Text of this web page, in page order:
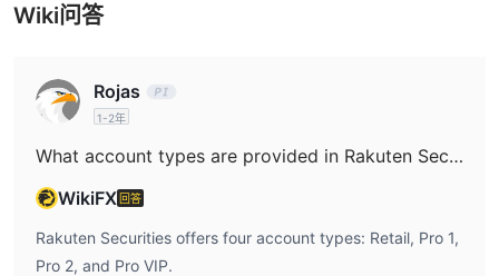
• 实时点差、快速执行，零售客户的杠杆率高达 30:1，专业客户的
• 模拟账户使用与我们的实时MT4 平台相同的价格信息；
• 使用您的移动设备和电脑练习交易。
如何开户 乐天证券？
户批准需要一个工作日。
步骤1：访问 乐天证券网站并点击“开立真实账户”。导航到 乐天证
券网站的帐户注册部分。点击登陆页面顶部的开始交易链接即可访
Wiki问答
Rojas
1-2年
What account types are provided in Rakuten Securities?
WikiFX 回答
Rakuten Securities offers four account types: Retail, Pro 1,
Pro 2, and Pro VIP.